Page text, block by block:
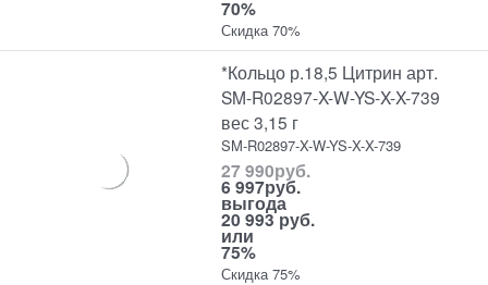
70%
Скидка 70%
*Кольцо р.18,5 Цитрин арт.
SM-R02897-X-W-YS-X-X-739
вес 3,15 г
SM-R02897-X-W-YS-X-X-739
27 990руб.
6 997руб.
выгода
20 993 руб.
или
75%
Скидка 75%